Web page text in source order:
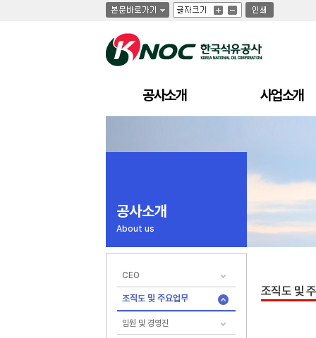
글
자
기
글
자
기
크
글
자
기
작
인
쇄
공사소개 사업소개
공사소개
About us
CEO
조직도 및 주요업무
임원 및 경영진
조직도 및